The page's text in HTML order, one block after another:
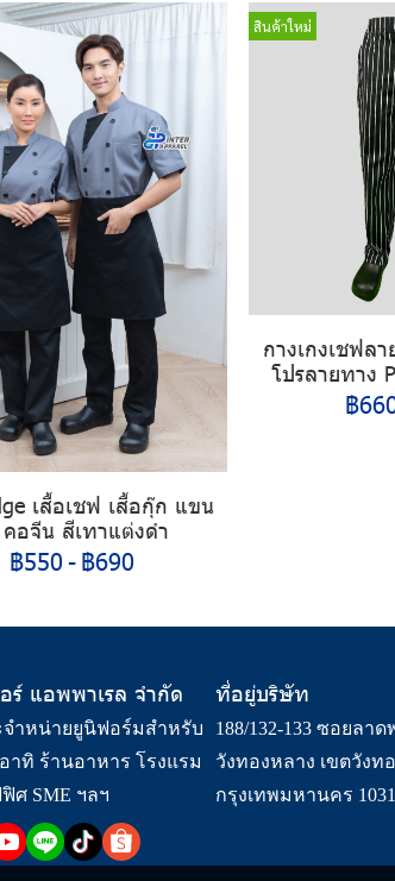
เสื้อเชฟ เสื้อกุ๊ก แขน
อจีน สีเทาแต่งดำ
฿550-฿690
สินค้าใหม่
กางเกงเชฟล
โปรลายทาง
฿
ร์ แอพพาเรล จำกัด
จำหน่ายยูนิฟอร์มสำหรับ
าทิ ร้านอาหาร โรงแรม
ศ SME ฯลฯ
ที่อยู่บริษัท
188/132-133 ซอยลา
วังทองหลาง เขตวังท
กรุงเทพมหานคร